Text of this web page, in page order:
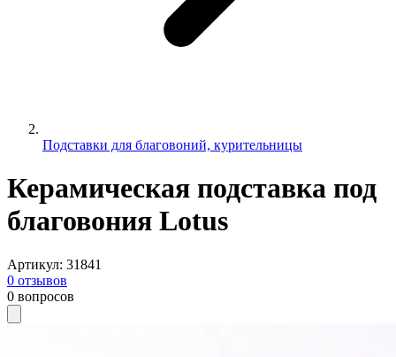
Подставки для благовоний, курительницы
Керамическая подставка под
благовония Lotus
Артикул: 31841
0 отзывов
0 вопросов